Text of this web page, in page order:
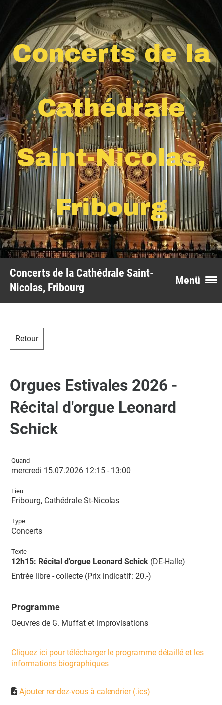
Concerts de la
Cathédrale
Saint-Nicolas,
Fribourg
Menü
Concerts de la Cathédrale Saint-
Nicolas, Fribourg
Retour
Orgues Estivales 2026 -
Récital d'orgue Leonard
Schick
Quand
mercredi 15.07.2026 12:15 - 13:00
Lieu
Fribourg, Cathédrale St-Nicolas
Type
Concerts
Texte
12h15: Récital d'orgue Leonard Schick (DE-Halle)
Entrée libre - collecte (Prix indicatif: 20.-)
Programme
Oeuvres de G. Muffat et improvisations
Cliquez ici pour télécharger le programme détaillé et les
informations biographiques
Ajouter rendez-vous à calendrier (.ics)